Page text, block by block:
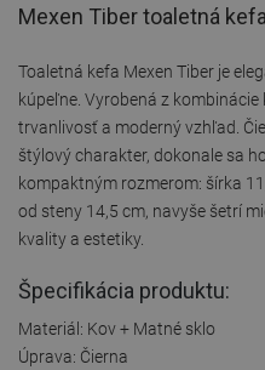
Mexen Tiber toaletná
Toaletná kefa Mexen Tiber je
kúpeľne. Vyrobená z
trvanlivosť a moderný vzhľad.
štýlový charakter, dokonale sa
kompaktným rozmerom: šírka
od steny 14,5 cm, navyše šetrí
kvality a estetiky.
Špecifikácia produktu:
Materiál: Kov + Matné sklo
Úprava: Čierna